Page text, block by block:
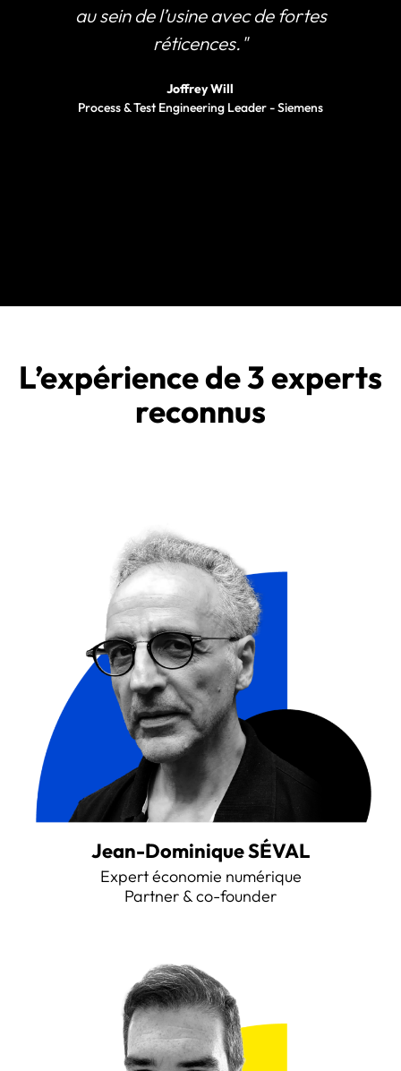
au sein de l’usine avec de fortes
réticences."
Joffrey Will
Process & Test Engineering Leader - Siemens
L’expérience de 3 experts
reconnus
Jean-Dominique SÉVAL
Expert économie numérique
Partner & co-founder